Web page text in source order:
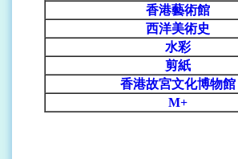
香港藝術館
西洋美術史
水彩
剪紙
香港故宮文化博物館
M+